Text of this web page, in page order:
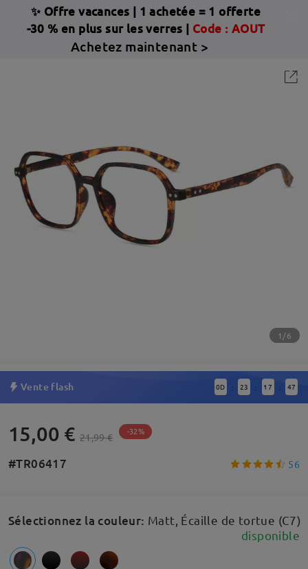
✨ Offre vacances | 1 achetée = 1 offerte
-30 % en plus sur les verres | Code : AOUT
Achetez maintenant >
1/6
Vente flash 0D : 23 : 17 : 47
15,00 € 21,99 € -32%
#TR06417 56
Sélectionnez la couleur: Matt, Écaille de tortue (C7)
disponible